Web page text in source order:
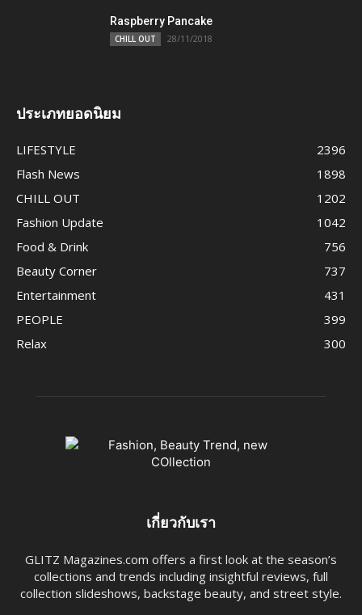
Raspberry Pancake
CHILL OUT 28/11/2018
ประเภทยอดนิยม
LIFESTYLE
2396
Flash News
1898
CHILL OUT
1202
Fashion Update
1042
Food & Drink
756
Beauty Corner
737
Entertainment
431
PEOPLE
399
Relax
300
เกี่ยวกับเรา
GLITZ Magazines.com offers a first look at the season’s
collections and trends including insightful reviews, full
collection slideshows, backstage beauty, and street style.